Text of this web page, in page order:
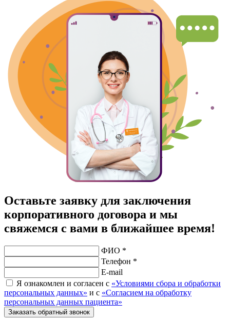
Оставьте заявку для заключения
корпоративного договора и мы
свяжемся с вами в ближайшее время!
ФИО *
Телефон *
E-mail
Я ознакомлен и согласен с «Условиями сбора и обработки
персональных данных» и с «Согласием на обработку
персональных данных пациента»
Заказать обратный звонок